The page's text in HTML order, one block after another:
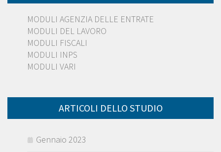
MODULI AGENZIA DELLE ENTRATE
MODULI DEL LAVORO
MODULI FISCALI
MODULI INPS
MODULI VARI
ARTICOLI DELLO STUDIO
Gennaio 2023